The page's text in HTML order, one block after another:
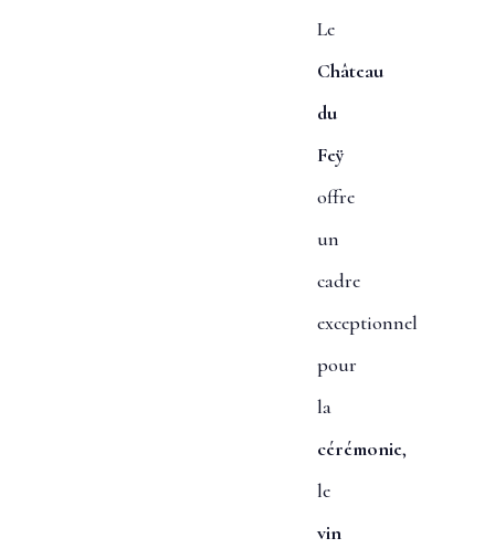
Le
Château
du
Feÿ
offre
un
cadre
exceptionnel
pour
la
cérémonie,
le
vin